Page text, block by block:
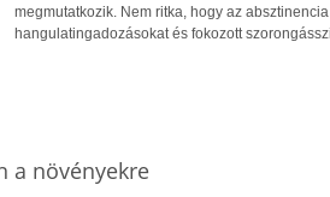
megmutatkozik. Nem ritka, hogy az
hangulatingadozásokat és fokozott
a növényekre